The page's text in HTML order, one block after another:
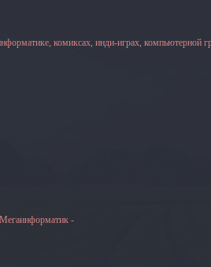
комиксах, инди-играх, компьютерной
-